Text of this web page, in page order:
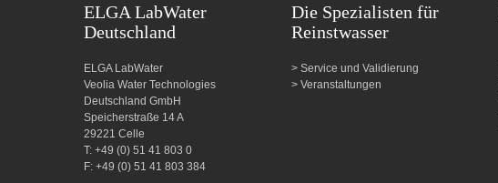
ELGA LabWater
Deutschland
ELGA LabWater
Veolia Water Technologies
Deutschland GmbH
Speicherstraße 14 A
29221 Celle
T: +49 (0) 51 41 803 0
F: +49 (0) 51 41 803 384
Die Spezialisten für
Reinstwasser
Service und Validierung
Veranstaltungen